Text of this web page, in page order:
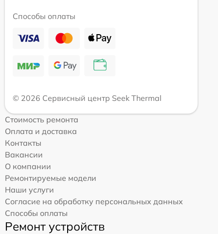
Способы оплаты
© 2026 Сервисный центр Seek Thermal
Стоимость ремонта
Оплата и доставка
Контакты
Вакансии
О компании
Ремонтируемые модели
Наши услуги
Согласие на обработку персональных данных
Способы оплаты
Ремонт устройств